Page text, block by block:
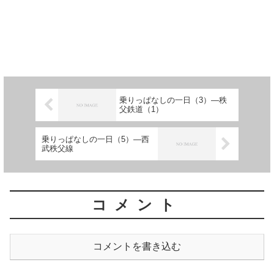
乗りっぱなしの一日（3）―秩
父鉄道（1）
乗りっぱなしの一日（5）―西
武秩父線
コメント
コメントを書き込む